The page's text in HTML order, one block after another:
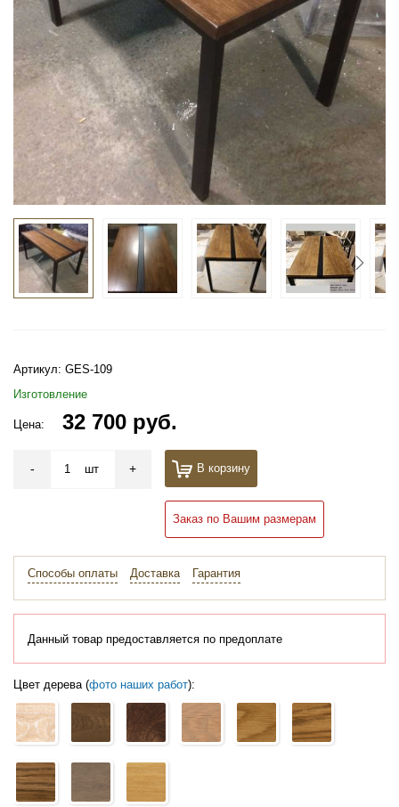
Артикул: GES-109
Изготовление
Цена: 32 700 руб.
- шт + В корзину
Заказ по Вашим размерам
Способы оплаты Доставка Гарантия
Данный товар предоставляется по предоплате
Цвет дерева (фото наших работ):